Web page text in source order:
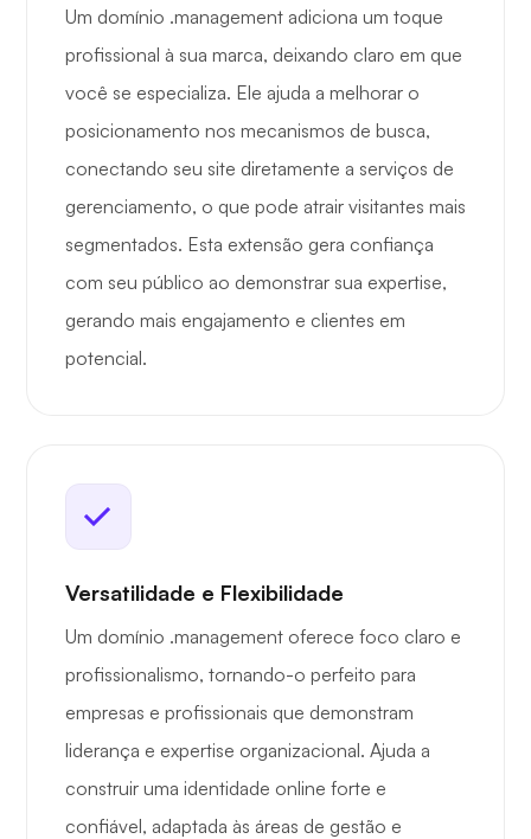
Um domínio .management adiciona um toque
profissional à sua marca, deixando claro em que
você se especializa. Ele ajuda a melhorar o
posicionamento nos mecanismos de busca,
conectando seu site diretamente a serviços de
gerenciamento, o que pode atrair visitantes mais
segmentados. Esta extensão gera confiança
com seu público ao demonstrar sua expertise,
gerando mais engajamento e clientes em
potencial.
Versatilidade e Flexibilidade
Um domínio .management oferece foco claro e
profissionalismo, tornando-o perfeito para
empresas e profissionais que demonstram
liderança e expertise organizacional. Ajuda a
construir uma identidade online forte e
confiável, adaptada às áreas de gestão e